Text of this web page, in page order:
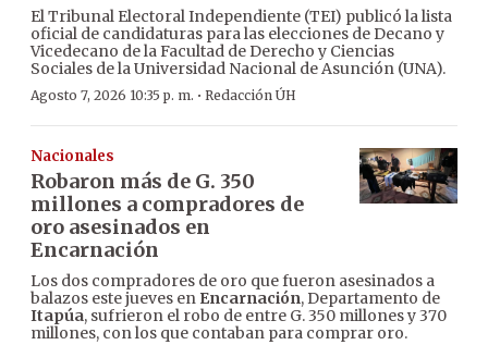
El Tribunal Electoral Independiente (TEI) publicó la lista
oficial de candidaturas para las elecciones de Decano y
Vicedecano de la Facultad de Derecho y Ciencias
Sociales de la Universidad Nacional de Asunción (UNA).
Agosto 7, 2026 10:35 p. m. · Redacción ÚH
Nacionales
Robaron más de G. 350
millones a compradores de
oro asesinados en
Encarnación
Los dos compradores de oro que fueron asesinados a
balazos este jueves en Encarnación, Departamento de
Itapúa, sufrieron el robo de entre G. 350 millones y 370
millones, con los que contaban para comprar oro.